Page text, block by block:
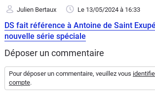
Electriques
Flottes
Auto
Julien Bertaux Le 13/05/2024 à 16:33
DS fait référence à Antoine de Saint
nouvelle série spéciale
Déposer un commentaire
Pour déposer un commentaire, veuillez vous
compte.